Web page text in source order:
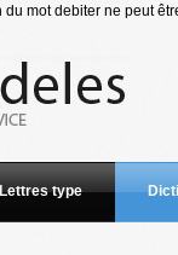
mot debiter ne peut
type